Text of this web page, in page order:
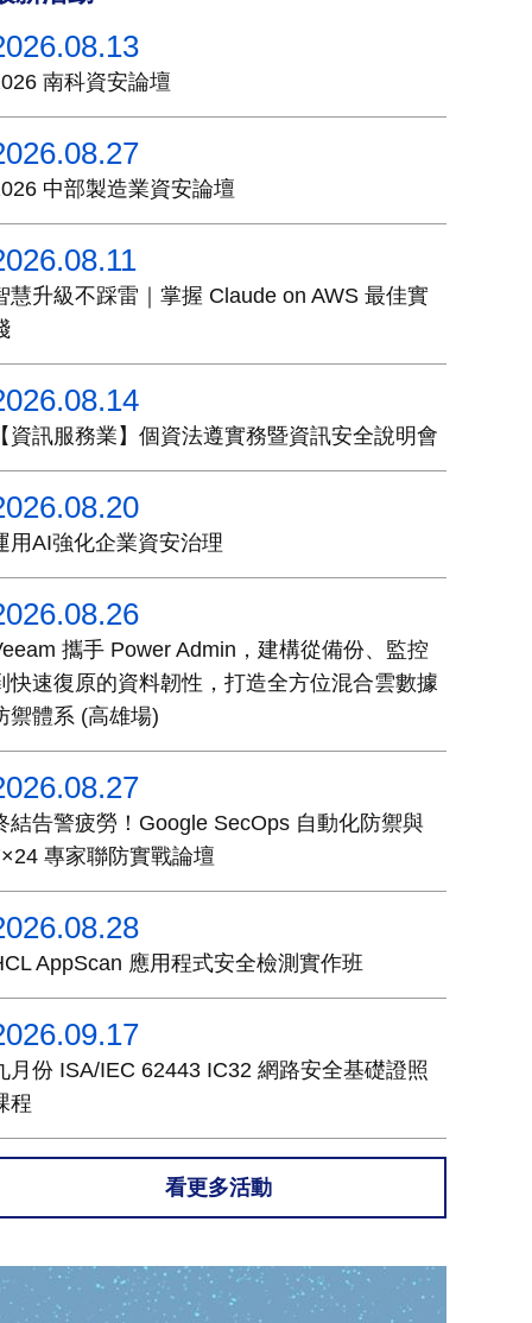
南科資安論壇
中部製造業資安論壇
慧升級不踩雷｜掌握 Claude on AWS 最佳實
資訊服務業】個資法遵實務暨資訊安全說明會
用AI強化企業資安治理
攜手 Power Admin，建構從備份、監控
快速復原的資料韌性，打造全方位混合雲數據
禦體系 (高雄場)
結告警疲勞！Google SecOps 自動化防禦與
專家聯防實戰論壇
AppScan 應用程式安全檢測實作班
月份 ISA/IEC 62443 IC32 網路安全基礎證照
程
看更多活動